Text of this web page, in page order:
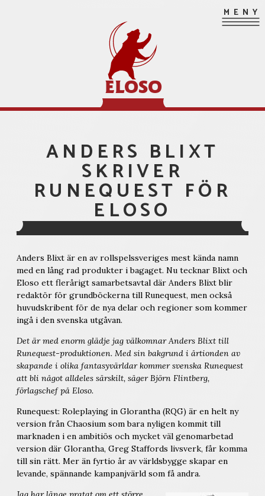
ELOSO
MENY
ANDERS BLIXT
SKRIVER
RUNEQUEST FÖR
ELOSO
Anders Blixt är en av rollspelssveriges mest kända namn
med en lång rad produkter i bagaget. Nu tecknar Blixt och
Eloso ett flerårigt samarbetsavtal där Anders Blixt blir
redaktör för grundböckerna till Runequest, men också
huvudskribent för de nya delar och regioner som kommer
ingå i den svenska utgåvan.
Det är med enorm glädje jag välkomnar Anders Blixt till
Runequest-produktionen. Med sin bakgrund i årtionden av
skapande i olika fantasyvärldar kommer svenska Runequest
att bli något alldeles särskilt, säger Björn Flintberg,
förlagschef på Eloso.
Runequest: Roleplaying in Glorantha (RQG) är en helt ny
version från Chaosium som bara nyligen kommit till
marknaden i en ambitiös och mycket väl genomarbetad
version där Glorantha, Greg Staffords livsverk, får komma
till sin rätt. Mer än fyrtio år av världsbygge skapar en
levande, spännande kampanjvärld som få andra.